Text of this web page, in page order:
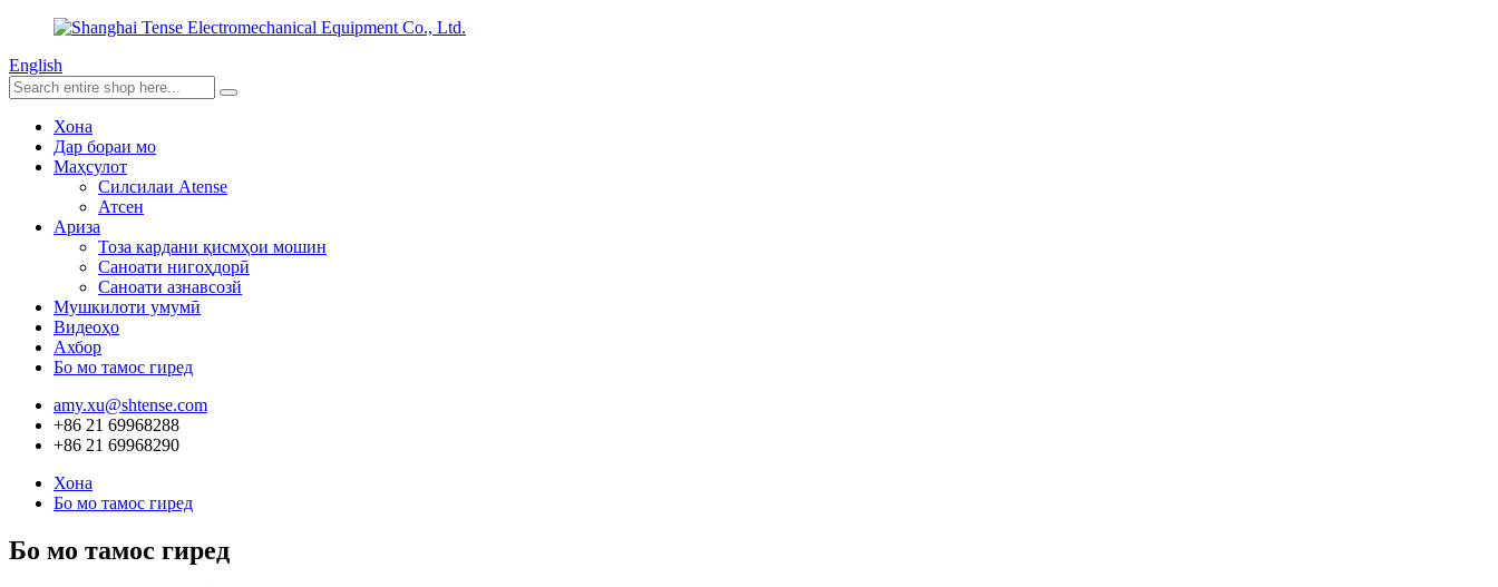
English
Хона
Дар бораи мо
Маҳсулот
Силсилаи Atense
Атсен
Ариза
Тоза кардани қисмҳои мошин
Саноати нигоҳдорӣ
Саноати азнавсозй
Мушкилоти умумӣ
Видеоҳо
Ахбор
Бо мо тамос гиред
amy.xu@shtense.com
+86 21 69968288
+86 21 69968290
Хона
Бо мо тамос гиред
Бо мо тамос гиред